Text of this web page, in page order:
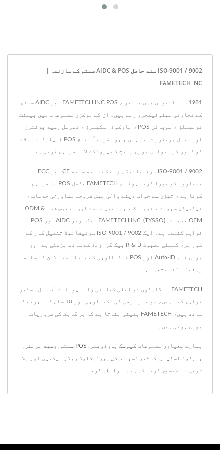
ISO-9001 / 9002 سند حاصل AIDC & POS سسٹم کے سازندہ |
FAMETECH INC
1981 سے تائیوان میں مستقر ، FAMETECH INC POS اور AIDC سسٹم
کے تجارتی مینوفیکچرر رہے ہیں۔ ان کے مرکزی مصنوعات میں پیمنٹ
ٹرمینلز ، موبائل POS ، بارکوڈ اسکینرز ، تھرمل رسید پرنٹرز
اور لیبل پرنٹرز شامل ہیں ، جو تقریباً تمام POS ایپلیکیشن حلات
کو کاور کرنے والی پوری رینج کے پروڈکٹ لائن فراہم کرتی ہیں۔
ISO-9001 / 9002 سرٹیفائیڈ ہونے کے ساتھ ساتھ CE اور FCC
معیاروں کو پورا کرتے ہوئے ، FAMETECH مکمل POS حل فراہم
کرتا ہے ، تیزی سے جواب دینے والی پیش فروخت مشاورتی خدمات ،
ٹیکنیکل سپورٹ ، ٹریننگ ، بعد میں خدمت اور تخصیص شدہ ODM &
OEM خدمات۔ FAMETECH INC. (TYSSO) ایک برتر AIDC اور POS
فراہم کنندہ ہے۔ ایک ISO-9001 / 9002 سرٹیفائیڈ تشکیل کار کے
طور پر، کمپنی مضبوط R & D بیک گراؤنڈ کے ساتھ بڑھتی ہے اور
پوری ٹیم Auto-ID اور POS ٹیکنالوجی کے میدان میں لائن کے ساتھ
رہنے کے لئے متعہد ہے۔
FAMETECH نے گاہکوں کو اعلی کوالٹی والے پوائنٹ آف سیل سسٹمز
فراہم کیے ہیں، جو تیز ترقی کی تکنالوجی اور 10 سال کے تجربے کے
ساتھ ہیں، FAMETECH یقینی بناتا ہے کہ ہر گاہک کی ضروریات
پوری ہوتی ہیں۔
ہمارے معیاری مصنوعات کیوسک ہارڈویئر POS سسٹم رسید پرنٹر
بارکوڈ اسکینر کسٹمر ڈسپلے کی بورڈ کارڈ ریڈر دیکھیں اور بلا
شرمی سے محسوس کریں کہ ہم سے رابطہ کریں